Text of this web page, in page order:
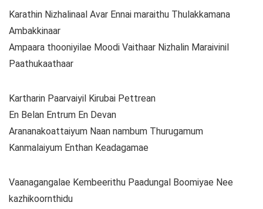
Karathin Nizhalinaal Avar Ennai maraithu Thulakkamana
Ambakkinaar
Ampaara thooniyilae Moodi Vaithaar Nizhalin Maraivinil
Paathukaathaar
Kartharin Paarvaiyil Kirubai Pettrean
En Belan Entrum En Devan
Arananakoattaiyum Naan nambum Thurugamum
Kanmalaiyum Enthan Keadagamae
Vaanagangalae Kembeerithu Paadungal Boomiyae Nee
kazhikoornthidu